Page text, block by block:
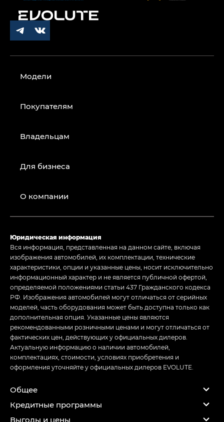
Модели
Покупателям
Владельцам
Для бизнеса
О компании
Юридическая информация
Вся информация, представленная на данном сайте, включая
изображения автомобилей, их комплектации, технические
характеристики, опции и указанные цены, носит исключительно
информационный характер и не является публичной офертой,
определяемой положениями статьи 437 Гражданского кодекса
РФ. Изображения автомобилей могут отличаться от серийных
моделей, часть оборудования может быть доступна только как
дополнительная опция. Указанные цены являются
рекомендованными розничными ценами и могут отличаться от
фактических цен, действующих у официальных дилеров.
Актуальную информацию о наличии автомобилей,
комплектациях, стоимости, условиях приобретения и
оформления уточняйте у официальных дилеров EVOLUTE.
Общее
Кредитные программы
Выгоды и цены